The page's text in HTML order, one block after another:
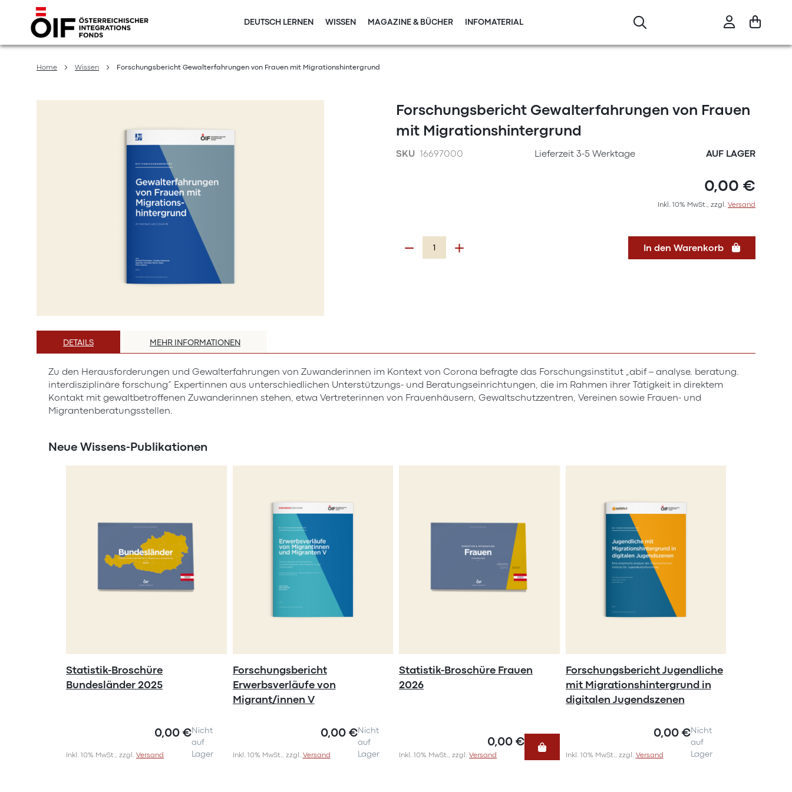
Direkt
zum
DEUTSCH LERNEN WISSEN MAGAZINE & BÜCHER INFOMATERIAL
Home Wissen Forschungsbericht Gewalterfahrungen von Frauen mit Migrationshintergrund
Forschungsbericht Gewalterfahrungen von Frauen
mit Migrationshintergrund
AUF LAGER
Lieferzeit 3-5 Werktage
SKU 16697000
0,00 €
Inkl. 10% MwSt., zzgl. Versand
In den Warenkorb
springen
DETAILS
Zu den Herausforderungen und Gewalterfahrungen von Zuwanderinnen im Kontext von Corona befragte das Forschungsinstitut „abif – analyse. beratung.
interdisziplinäre forschung“ Expertinnen aus unterschiedlichen Unterstützungs- und Beratungseinrichtungen, die im Rahmen ihrer Tätigkeit in direktem
Kontakt mit gewaltbetroffenen Zuwanderinnen stehen, etwa Vertreterinnen von Frauenhäusern, Gewaltschutzzentren, Vereinen sowie Frauen- und
Migrantenberatungsstellen.
Neue Wissens-Publikationen
Statistik-Broschüre
Bundesländer 2025
0,00 €
Inkl. 10% MwSt., zzgl. Versand
Nicht
auf
Lager
Forschungsbericht
Erwerbsverläufe von
Migrant/innen V
0,00 €
Inkl. 10% MwSt., zzgl. Versand
Nicht
auf
Lager
Statistik-Broschüre Frauen
2026
0,00 €
Inkl. 10% MwSt., zzgl. Versand
Forschungsbericht Jugendliche
mit Migrationshintergrund in
digitalen Jugendszenen
0,00 €
Inkl. 10% MwSt., zzgl. Versand
Nicht
auf
Lager
MEHR INFORMATIONEN